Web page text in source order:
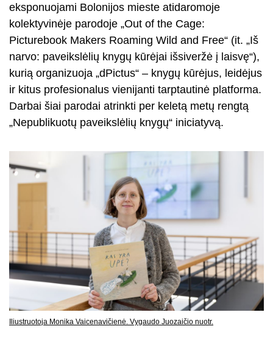
eksponuojami Bolonijos mieste atidaromoje
kolektyvinėje parodoje „Out of the Cage:
Picturebook Makers Roaming Wild and Free“ (it. „Iš
narvo: paveikslėlių knygų kūrėjai išsiveržė į laisvę“),
kurią organizuoja „dPictus“ – knygų kūrėjus, leidėjus
ir kitus profesionalus vienijanti tarptautinė platforma.
Darbai šiai parodai atrinkti per keletą metų rengtą
„Nepublikuotų paveikslėlių knygų“ iniciatyvą.
Iliustruotoja Monika Vaicenavičienė. Vygaudo Juozaičio nuotr.